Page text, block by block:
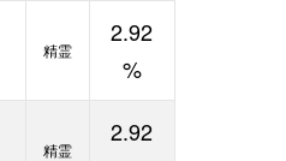
精霊
2.92
%
精霊
2.92